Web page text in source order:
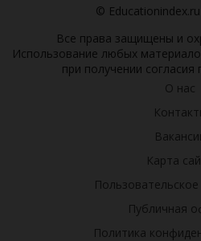
©
Все права защищены и
Использование любых
при получении
О нас
Карта
Публичная
Политика